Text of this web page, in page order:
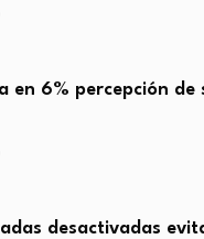
en 6% percepción de
desactivadas